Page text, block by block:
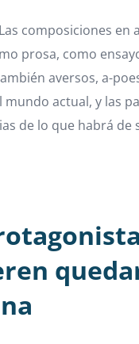
composiciones
prosa, como
aversos, a-
mundo actual, y las
de lo que habrá de